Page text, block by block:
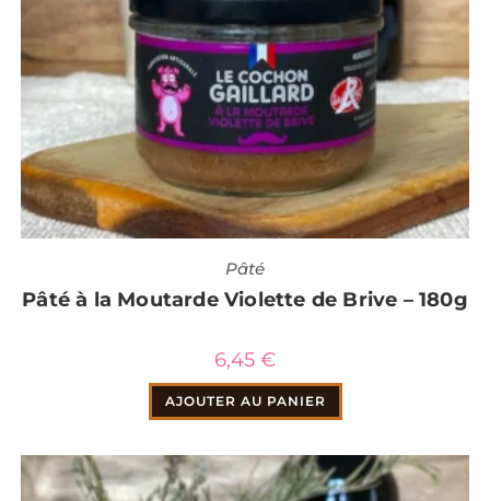
Pâté
Pâté à la Moutarde Violette de Brive – 180g
6,45 €
AJOUTER AU PANIER